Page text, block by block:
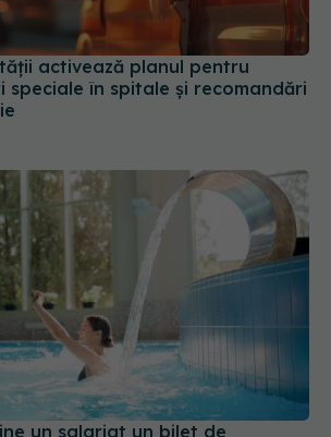
activează planul pentru
speciale în spitale și recomandări
un salariat un bilet de